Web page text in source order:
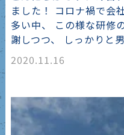
ました！ コロナ禍で会
多い中、 この様な研修
謝しつつ、 しっかり
2020.11.16